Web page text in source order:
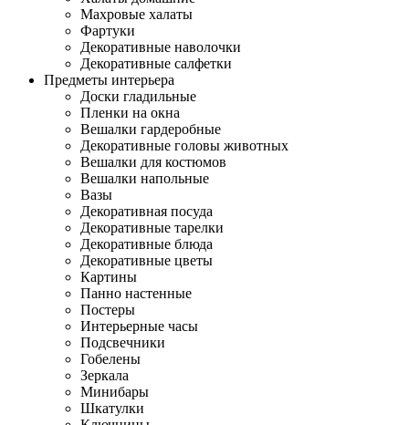
Махровые халаты
Фартуки
Декоративные наволочки
Декоративные салфетки
Предметы интерьера
Доски гладильные
Пленки на окна
Вешалки гардеробные
Декоративные головы животных
Вешалки для костюмов
Вешалки напольные
Вазы
Декоративная посуда
Декоративные тарелки
Декоративные блюда
Декоративные цветы
Картины
Панно настенные
Постеры
Интерьерные часы
Подсвечники
Гобелены
Зеркала
Минибары
Шкатулки